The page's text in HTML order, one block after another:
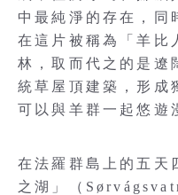
中最純淨的存在，同
在這片被稱為「羊比
林，取而代之的是遼
統草屋頂建築，形成
可以與羊群一起悠遊
在法羅群島上的五天
之湖」（